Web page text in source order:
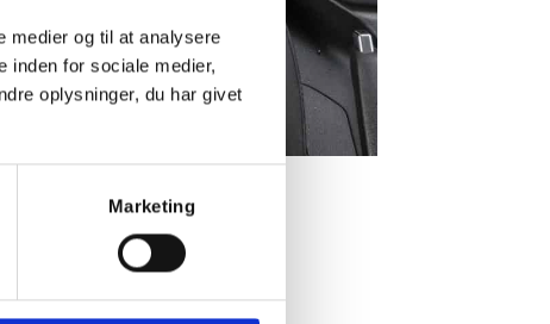
medier og til at analysere
inden for sociale medier,
oplysninger, du har givet
Marketing